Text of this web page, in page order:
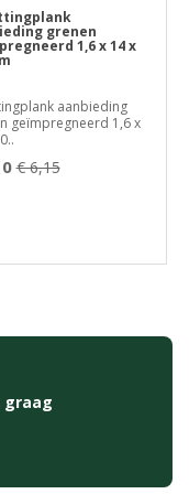
grenen
1,6 x 14 x
aanbieding
geïmpregneerd 1,6 x
€ 6,15
graag